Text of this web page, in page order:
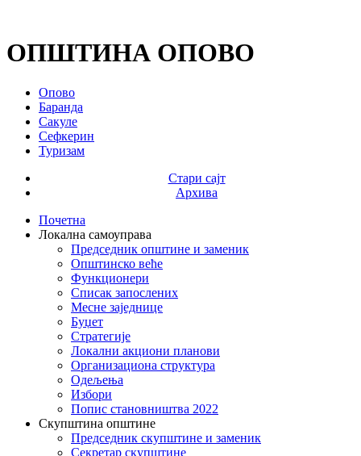
ОПШТИНА ОПОВО
Опово
Баранда
Сакуле
Сефкерин
Туризам
Стари сајт
Архива
Почетна
Локална самоуправа
Председник општине и заменик
Општинско веће
Функционери
Списак запослених
Месне заједнице
Буџет
Стратегије
Локални акциони планови
Организациона структура
Одељења
Избори
Попис становништва 2022
Скупштина општине
Председник скупштине и заменик
Секретар скупштине